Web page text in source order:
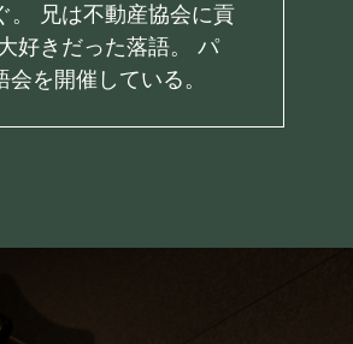
。 兄は不動産協会に貢
好きだった落語。 パ
を開催している。